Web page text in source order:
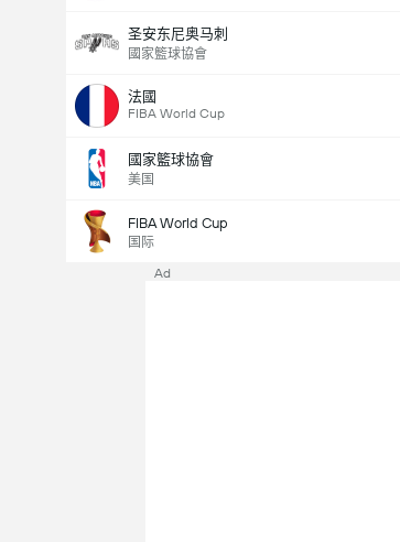
圣安东尼奥马刺
國家籃球協會
法國
FIBA World Cup
國家籃球協會
美国
FIBA World Cup
国际
Ad